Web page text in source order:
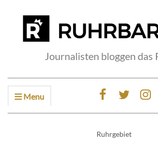
Journalisten bloggen das
Menu
Ruhrgebiet